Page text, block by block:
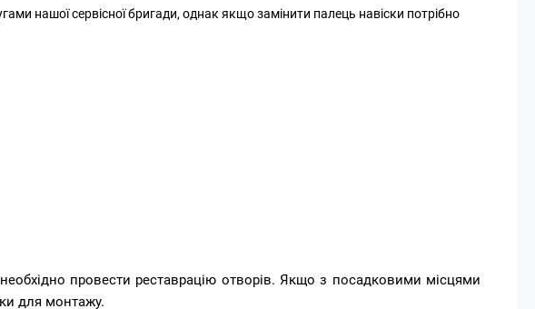
нашої сервісної бригади, однак якщо замінити палець навіски потрібно
провести реставрацію отворів. Якщо з посадковими місцями
для монтажу.